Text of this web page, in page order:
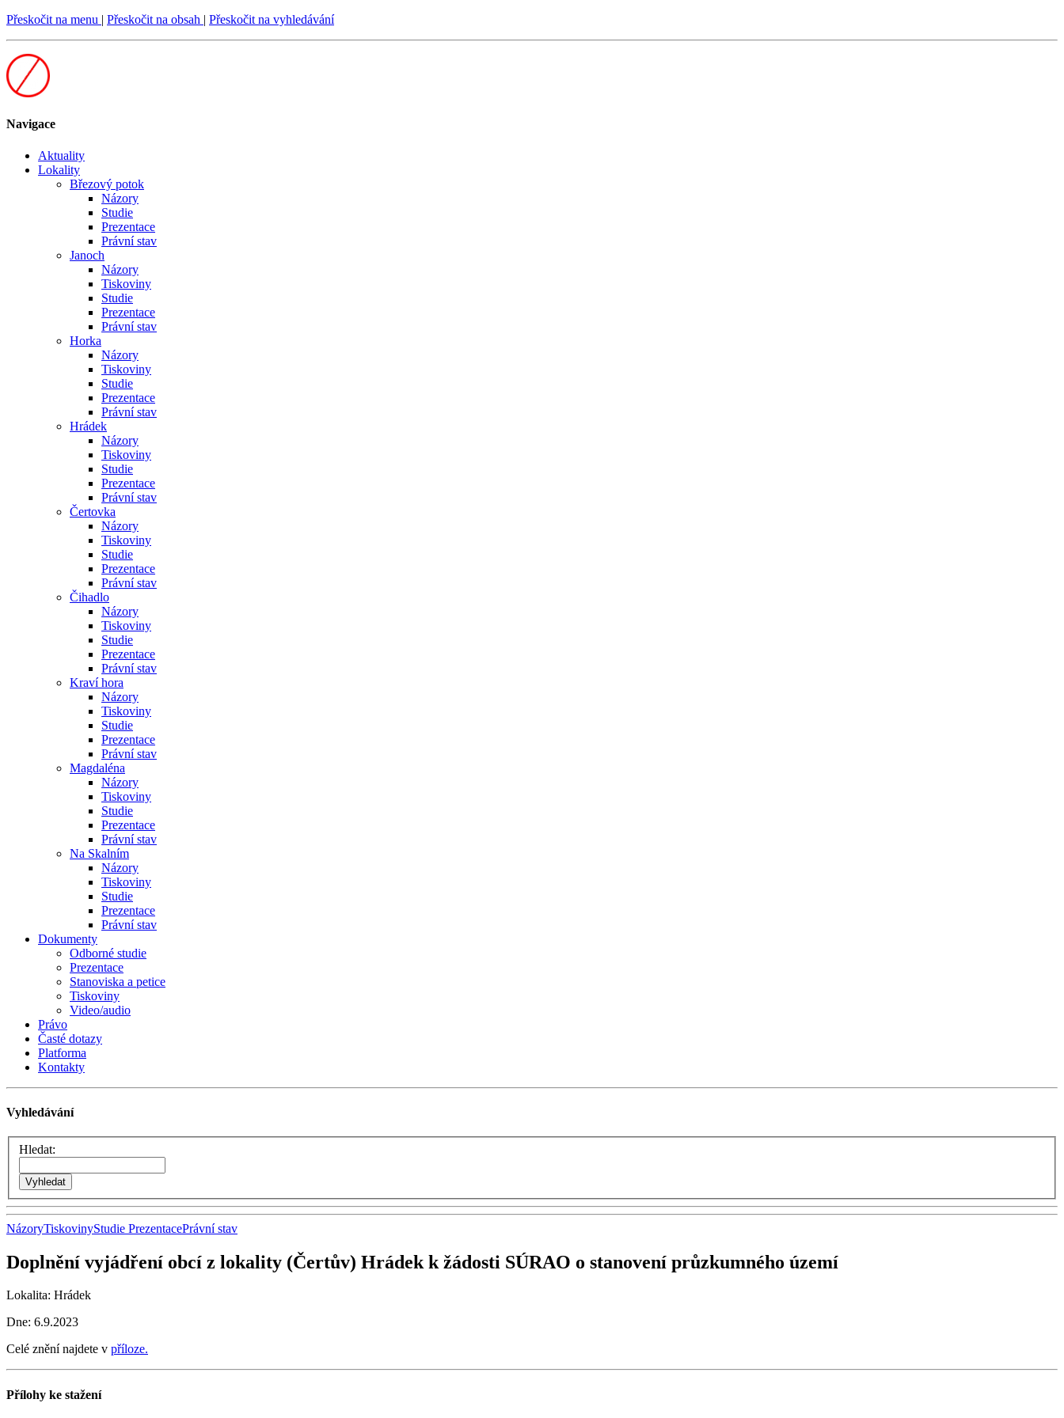
Přeskočit na menu | Přeskočit na obsah | Přeskočit na vyhledávání
Navigace
Aktuality
Lokality
Březový potok
Názory
Studie
Prezentace
Právní stav
Janoch
Názory
Tiskoviny
Studie
Prezentace
Právní stav
Horka
Názory
Tiskoviny
Studie
Prezentace
Právní stav
Hrádek
Názory
Tiskoviny
Studie
Prezentace
Právní stav
Čertovka
Názory
Tiskoviny
Studie
Prezentace
Právní stav
Čihadlo
Názory
Tiskoviny
Studie
Prezentace
Právní stav
Kraví hora
Názory
Tiskoviny
Studie
Prezentace
Právní stav
Magdaléna
Názory
Tiskoviny
Studie
Prezentace
Právní stav
Na Skalním
Názory
Tiskoviny
Studie
Prezentace
Právní stav
Dokumenty
Odborné studie
Prezentace
Stanoviska a petice
Tiskoviny
Video/audio
Právo
Časté dotazy
Platforma
Kontakty
Vyhledávání
Hledat:
NázoryTiskovinyStudie PrezentacePrávní stav
Doplnění vyjádření obcí z lokality (Čertův) Hrádek k žádosti SÚRAO o stanovení průzkumného území
Lokalita: Hrádek
Dne: 6.9.2023
Celé znění najdete v příloze.
Přílohy ke stažení